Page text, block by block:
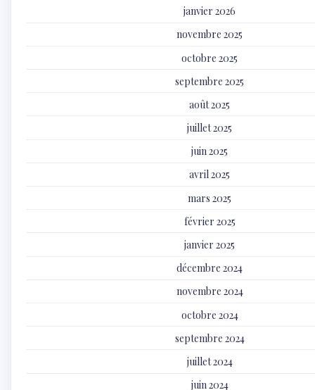
janvier 2026
novembre 2025
octobre 2025
septembre 2025
août 2025
juillet 2025
juin 2025
avril 2025
mars 2025
février 2025
janvier 2025
décembre 2024
novembre 2024
octobre 2024
septembre 2024
juillet 2024
juin 2024